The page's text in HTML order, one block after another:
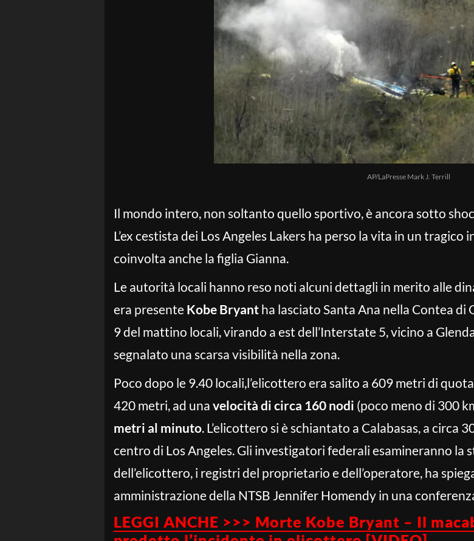
AP/LaPresse Mark J. Terrill
Il mondo intero, non soltanto quello sportivo, è ancora sotto
L’ex cestista dei Los Angeles Lakers ha perso la vita in un
coinvolta anche la figlia Gianna.
Le autorità locali hanno reso noti alcuni dettagli in merito alle
era presente Kobe Bryant ha lasciato Santa Ana nella Contea di
9 del mattino locali, virando a est dell’Interstate 5, vicino a
segnalato una scarsa visibilità nella zona.
Poco dopo le 9.40 locali,l’elicottero era salito a 609 metri di
420 metri, ad una velocità di circa 160 nodi (poco meno di 300
metri al minuto. L’elicottero si è schiantato a Calabasas, a circa
centro di Los Angeles. Gli investigatori federali esamineranno
dell’elicottero, i registri del proprietario e dell’operatore, ha
amministrazione della NTSB Jennifer Homendy in una
LEGGI ANCHE >>> Morte Kobe Bryant – Il